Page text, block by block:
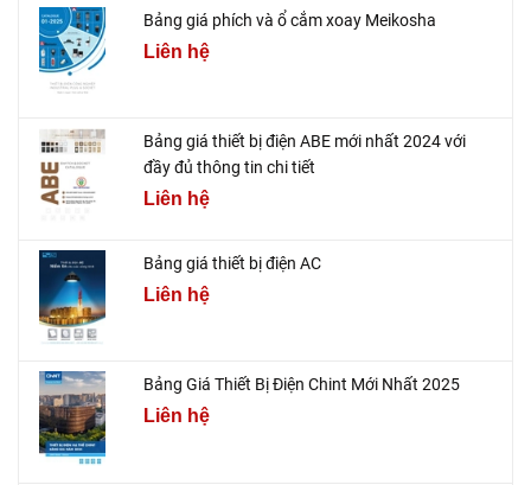
Bảng giá phích và ổ cắm xoay Meikosha
Liên hệ
Bảng giá thiết bị điện ABE mới nhất 2024 với
đầy đủ thông tin chi tiết
Liên hệ
Bảng giá thiết bị điện AC
Liên hệ
Bảng Giá Thiết Bị Điện Chint Mới Nhất 2025
Liên hệ